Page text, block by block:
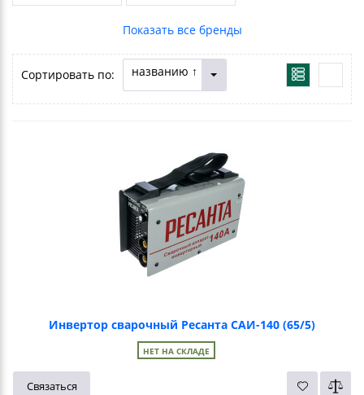
Сортировать по: названию ↑
Инвертор сварочный Ресанта САИ-140 (65/5)
НЕТ НА СКЛАДЕ
Связаться